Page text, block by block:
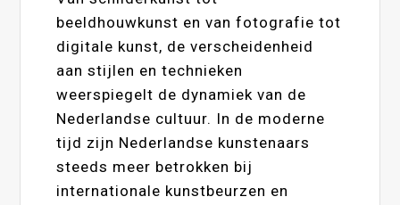
beeldhouwkunst en van fotografie tot
digitale kunst, de verscheidenheid
aan stijlen en technieken
weerspiegelt de dynamiek van de
Nederlandse cultuur. In de moderne
tijd zijn Nederlandse kunstenaars
steeds meer betrokken bij
internationale kunstbeurzen en